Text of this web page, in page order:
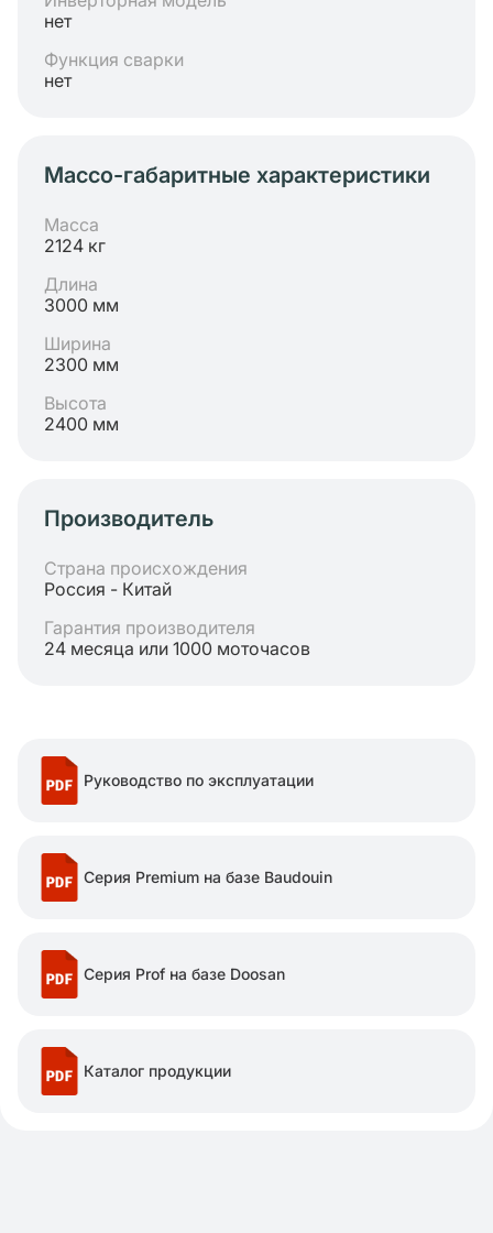
нет
Функция сварки
нет
Массо-габаритные характеристики
Масса
2124 кг
Длина
3000 мм
Ширина
2300 мм
Высота
2400 мм
Производитель
Страна происхождения
Россия - Китай
Гарантия производителя
24 месяца или 1000 моточасов
Руководство по эксплуатации
Серия Premium на базе Baudouin
Серия Prof на базе Doosan
Каталог продукции